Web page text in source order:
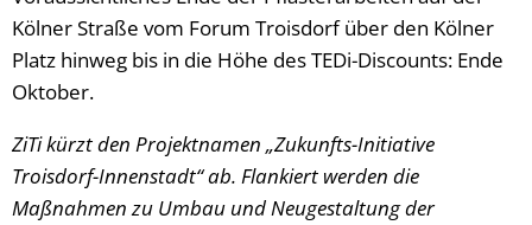
Kölner Straße vom Forum Troisdorf über den Kölner
Platz hinweg bis in die Höhe des TEDi-Discounts: Ende
Oktober.
ZiTi kürzt den Projektnamen „Zukunfts-Initiative
Troisdorf-Innenstadt“ ab. Flankiert werden die
Maßnahmen zu Umbau und Neugestaltung der